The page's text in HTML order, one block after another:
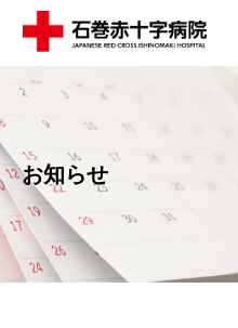
医療関係者の方
お知らせ